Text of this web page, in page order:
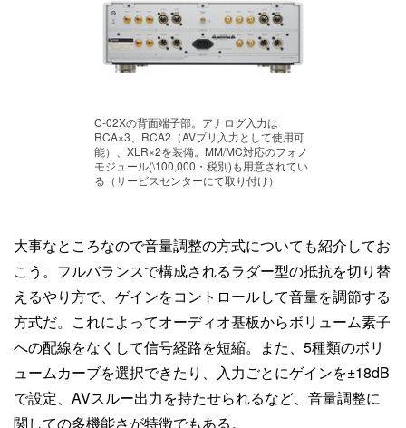
C-02Xの背面端子部。アナログ入力は
RCA×3、RCA2（AVプリ入力として使用可
能）、XLR×2を装備。MM/MC対応のフォノ
モジュール(\100,000・税別)も用意されてい
る（サービスセンターにて取り付け）
大事なところなので音量調整の方式についても紹介してお
こう。フルバランスで構成されるラダー型の抵抗を切り替
えるやり方で、ゲインをコントロールして音量を調節する
方式だ。これによってオーディオ基板からボリューム素子
への配線をなくして信号経路を短縮。また、5種類のボリ
ュームカーブを選択できたり、入力ごとにゲインを±18dB
で設定、AVスルー出力を持たせられるなど、音量調整に
関しての多機能さが特徴でもある。